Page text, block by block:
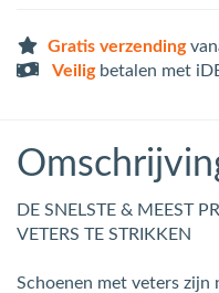
Gratis verzending
Veiligbetalen met
DE SNELSTE & MEEST
VETERS TE STRIKKEN
Schoenen met veters zijn